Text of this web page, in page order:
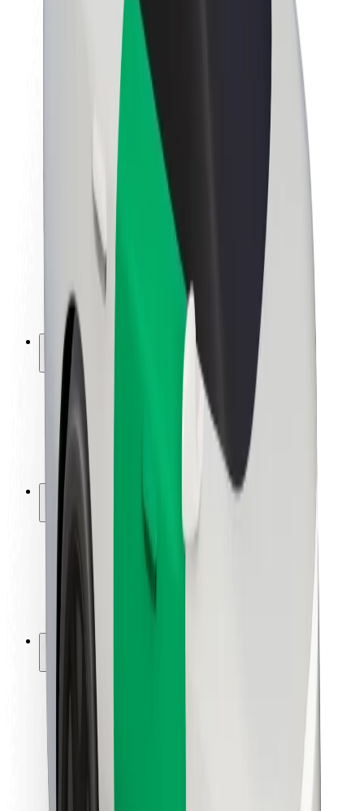
Informazioni Su Bolt
Sostenibilità in Bolt
Project Zero
Sala stampa
Linee guida del marchio
Missione
Relazioni con gli investitori
Leadership
Marca
Media
Fondo Urban
Sicurezza
Viaggia in sicurezza
Guida in sicurezza
Vai in sicurezza
Laboratorio sulla Sicurezza
Città
Posizioni
Soluzioni Per la Città
Aeroporti
Stazioni di ricarica
Per i Guidatori
Per i conducenti
Bolt Food
Per i proprietari di flotta